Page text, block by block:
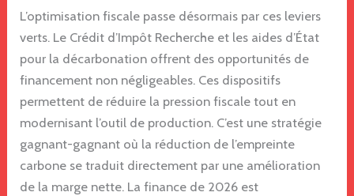
L’optimisation fiscale passe désormais par ces leviers
verts. Le Crédit d’Impôt Recherche et les aides d’État
pour la décarbonation offrent des opportunités de
financement non négligeables. Ces dispositifs
permettent de réduire la pression fiscale tout en
modernisant l’outil de production. C’est une stratégie
gagnant-gagnant où la réduction de l’empreinte
carbone se traduit directement par une amélioration
de la marge nette. La finance de 2026 est